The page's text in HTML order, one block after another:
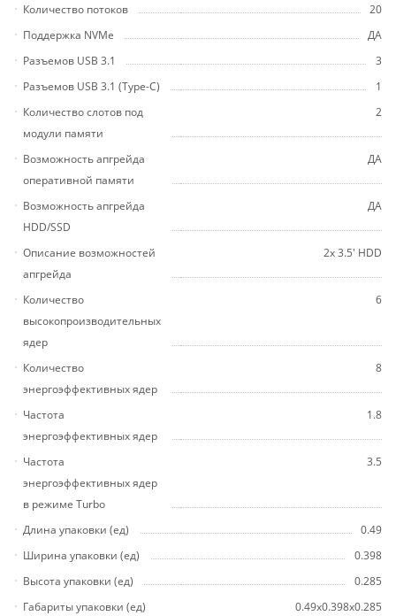
Количество потоков
20
Поддержка NVMe
ДА
Разъемов USB 3.1
3
Разъемов USB 3.1 (Type-C)
1
Количество слотов под
модули памяти
2
Возможность апгрейда
оперативной памяти
ДА
Возможность апгрейда
HDD/SSD
ДА
Описание возможностей
апгрейда
2x 3.5' HDD
Количество
высокопроизводительных
ядер
6
Количество
энергоэффективных ядер
8
Частота
энергоэффективных ядер
1.8
Частота
энергоэффективных ядер
в режиме Turbo
3.5
Длина упаковки (ед)
0.49
Ширина упаковки (ед)
0.398
Высота упаковки (ед)
0.285
Габариты упаковки (ед)
0.49x0.398x0.285